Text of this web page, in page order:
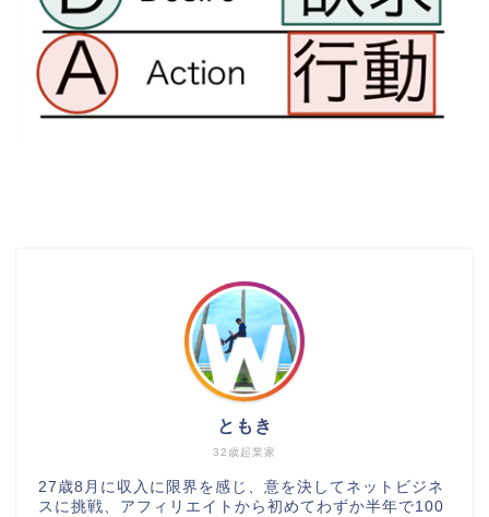
32歳起業家
ともき
27歳8月に収入に限界を感じ、意を決してネットビジネ
スに挑戦、アフィリエイトから初めてわずか半年で100